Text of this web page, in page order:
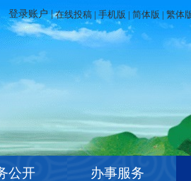
在线投稿 | 手机版 | 简体版 | 繁体
公开 办事服务